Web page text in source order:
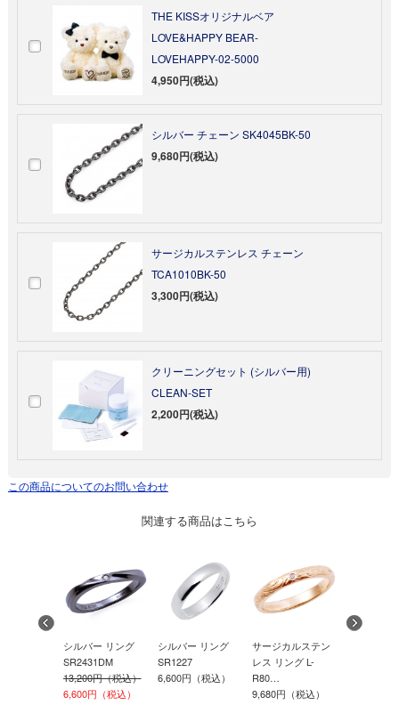
THE KISSオリジナルベア
LOVE&HAPPY BEAR-
LOVEHAPPY-02-5000
4,950円(税込)
シルバー チェーン SK4045BK-50
9,680円(税込)
サージカルステンレス チェーン
TCA1010BK-50
3,300円(税込)
クリーニングセット (シルバー用)
CLEAN-SET
2,200円(税込)
この商品についてのお問い合わせ
関連する商品はこちら
シルバー リング
SR2431DM
13,200円（税込）
6,600円（税込）
シルバー リング
SR1227
6,600円（税込）
サージカルステン
レス リング L-
R80…
9,680円（税込）